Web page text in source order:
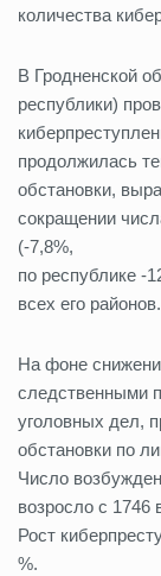
количества
В Гродненской
республики)
продолжилась
обстановки,
сокращении
(-7,8%,
по республике -
всех его районов.
На фоне
следственными
уголовных дел,
обстановки по
Число
возросло с 1746
Рост
%.